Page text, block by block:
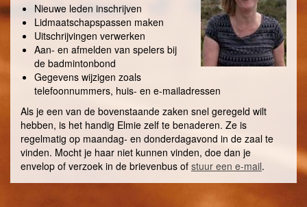
Nieuwe leden inschrijven
Lidmaatschapspassen maken
Uitschrijvingen verwerken
Aan- en afmelden van spelers bij
de badmintonbond
Gegevens wijzigen zoals
telefoonnummers, huis- en e-mailadressen
Als je een van de bovenstaande zaken snel geregeld wilt
hebben, is het handig Elmie zelf te benaderen. Ze is
regelmatig op maandag- en donderdagavond in de zaal te
vinden. Mocht je haar niet kunnen vinden, doe dan je
envelop of verzoek in de brievenbus of stuur een e-mail.